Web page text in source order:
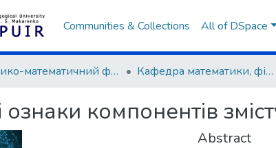
Communities & Collections All of DSpace
Фізико-математичний факультет Кафедра математики, фізики та методик їх навчання
ознаки компонентів
Abstract